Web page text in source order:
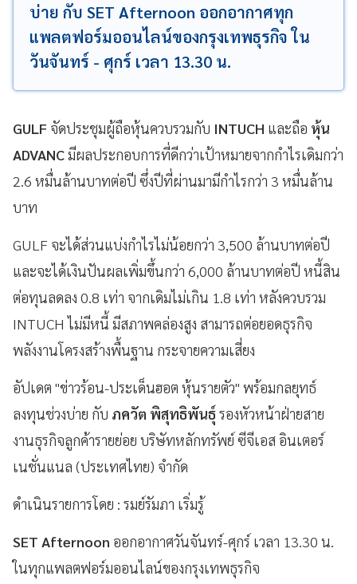
บ่าย กับ SET Afternoon ออกอากาศทุก
แพลตฟอร์มออนไลน์ของกรุงเทพธุรกิจ ใน
วันจันทร์ - ศุกร์ เวลา 13.30 น.
GULF จัดประชุมผู้ถือหุ้นควบรวมกับ INTUCH และถือ หุ้น
ADVANCมีผลประกอบการที่ดีกว่าเป้าหมายจากกำไรเดิมกว่า
2.6 หมื่นล้านบาทต่อปี ซึ่งปีที่ผ่านมามีกำไรกว่า 3 หมื่นล้าน
บาท
GULF จะได้ส่วนแบ่งกำไรไม่น้อยกว่า 3,500 ล้านบาทต่อปี
และจะได้เงินปันผลเพิ่มขึ้นกว่า 6,000 ล้านบาทต่อปี หนี้สิน
ต่อทุนลดลง 0.8 เท่า จากเดิมไม่เกิน 1.8 เท่า หลังควบรวม
INTUCH ไม่มีหนี้ มีสภาพคล่องสูง สามารถต่อยอดธุรกิจ
พลังงานโครงสร้างพื้นฐาน กระจายความเสี่ยง
อัปเดต "ข่าวร้อน-ประเด็นฮอต หุ้นรายตัว" พร้อมกลยุทธ์
ลงทุนช่วงบ่าย กับ ภควัต พิสุทธิพันธุ์รองหัวหน้าฝ่ายสาย
งานธุรกิจลูกค้ารายย่อย บริษัทหลักทรัพย์ ซีจีเอส อินเตอร์
เนชั่นแนล (ประเทศไทย) จำกัด
ดำเนินรายการโดย : รมย์รัมภา เริ่มรู้
SET Afternoon ออกอากาศวันจันทร์-ศุกร์ เวลา 13.30 น.
ในทุกแพลตฟอร์มออนไลน์ของกรุงเทพธุรกิจ